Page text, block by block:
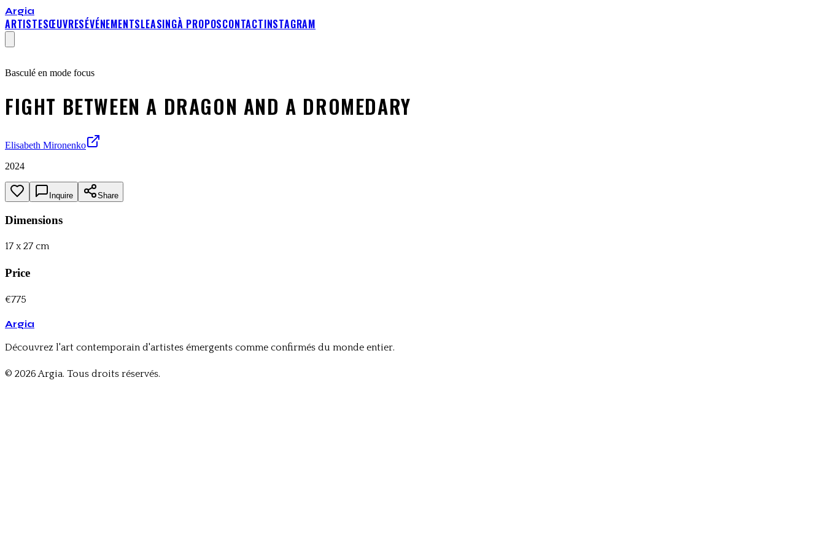
Argia
ARTISTESŒUVRESÉVÉNEMENTSLEASINGÀ PROPOSCONTACTINSTAGRAM
Basculé en mode focus
FIGHT BETWEEN A DRAGON AND A DROMEDARY
Elisabeth Mironenko
2024
Inquire Share
Dimensions
17 x 27 cm
Price
€775
Argia
Découvrez l'art contemporain d'artistes émergents comme confirmés du monde entier.
© 2026 Argia. Tous droits réservés.